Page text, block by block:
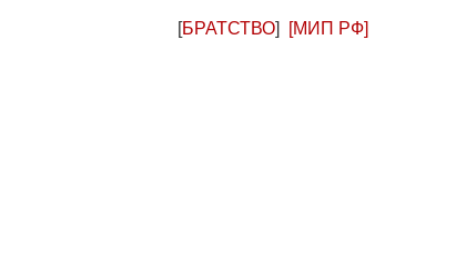
[БРАТСТВО] [МИП РФ]